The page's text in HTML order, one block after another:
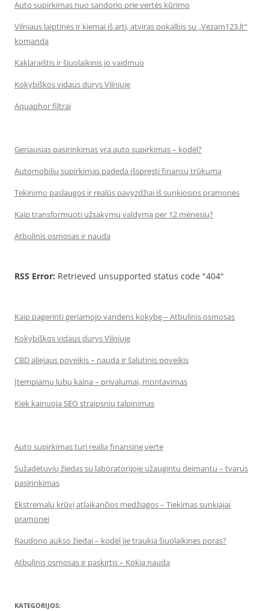
Auto supirkimas nuo sandorio prie vertės kūrimo
Vilniaus laiptinės ir kiemai iš arti, atviras pokalbis su „Vezam123.lt“
komanda
Kaklaraištis ir šiuolaikinis jo vaidmuo
Kokybiškos vidaus durys Vilniuje
Aquaphor filtrai
Geriausias pasirinkimas yra auto supirkimas – kodėl?
Automobilių supirkimas padeda išspręsti finansų trūkumą
Tekinimo paslaugos ir realūs pavyzdžiai iš sunkiosios pramonės
Kaip transformuoti užsakymų valdymą per 12 mėnesių?
Atbulinis osmosas ir nauda
RSS Error: Retrieved unsupported status code "404"
Kaip pagerinti geriamojo vandens kokybę – Atbulinis osmosas
Kokybiškos vidaus durys Vilniuje
CBD aliejaus poveikis – nauda ir šalutinis poveikis
Įtempiamų lubų kaina – privalumai, montavimas
Kiek kainuoja SEO straipsnių talpinimas
Auto supirkimas turi realią finansinę vertę
Sužadėtuvių žiedas su laboratorijoje užaugintu deimantu – tvarus
pasirinkimas
Ekstremalų krūvį atlaikančios medžiagos – Tiekimas sunkiajai
pramonei
Raudono aukso žiedai – kodėl jie traukia šiuolaikines poras?
Atbulinis osmosas ir paskirtis – Kokia nauda
KATEGORIJOS: